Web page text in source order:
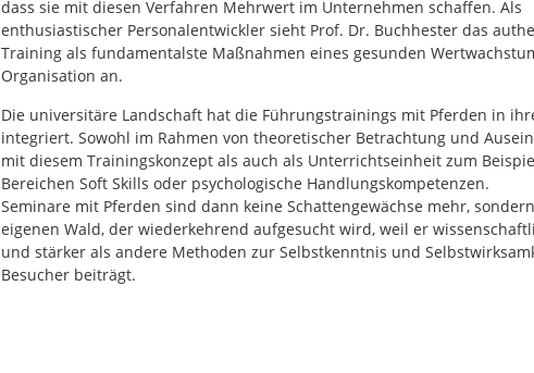
dass sie mit diesen Verfahren Mehrwert im Unternehmen schaffen. Als
enthusiastischer Personalentwickler sieht Prof. Dr. Buchhester das
Training als fundamentalste Maßnahmen eines gesunden
Organisation an.
Die universitäre Landschaft hat die Führungstrainings mit Pferden in
integriert. Sowohl im Rahmen von theoretischer Betrachtung und
mit diesem Trainingskonzept als auch als Unterrichtseinheit zum
Bereichen Soft Skills oder psychologische Handlungskompetenzen.
Seminare mit Pferden sind dann keine Schattengewächse mehr,
eigenen Wald, der wiederkehrend aufgesucht wird, weil er
und stärker als andere Methoden zur Selbstkenntnis und
Besucher beiträgt.